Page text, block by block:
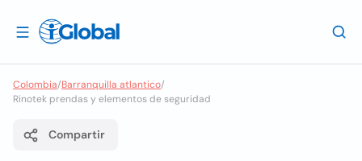
Colombia/Barranquilla atlantico/
Rinotek prendas y elementos de seguridad
Compartir